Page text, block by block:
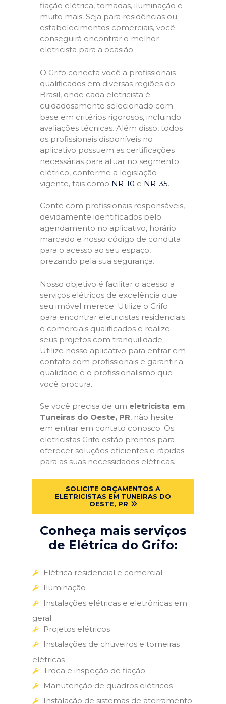
fiação elétrica, tomadas, iluminação e
muito mais. Seja para residências ou
estabelecimentos comerciais, você
conseguirá encontrar o melhor
eletricista para a ocasião.
O Grifo conecta você a profissionais
qualificados em diversas regiões do
Brasil, onde cada eletricista é
cuidadosamente selecionado com
base em critérios rigorosos, incluindo
avaliações técnicas. Além disso, todos
os profissionais disponíveis no
aplicativo possuem as certificações
necessárias para atuar no segmento
elétrico, conforme a legislação
vigente, tais como NR-10 e NR-35.
Conte com profissionais responsáveis,
devidamente identificados pelo
agendamento no aplicativo, horário
marcado e nosso código de conduta
para o acesso ao seu espaço,
prezando pela sua segurança.
Nosso objetivo é facilitar o acesso a
serviços elétricos de excelência que
seu imóvel merece. Utilize o Grifo
para encontrar eletricistas residenciais
e comerciais qualificados e realize
seus projetos com tranquilidade.
Utilize nosso aplicativo para entrar em
contato com profissionais e garantir a
qualidade e o profissionalismo que
você procura.
Se você precisa de um eletricista em
Tuneiras do Oeste, PR, não hesite
em entrar em contato conosco. Os
eletricistas Grifo estão prontos para
oferecer soluções eficientes e rápidas
para as suas necessidades elétricas.
SOLICITE ORÇAMENTOS A
ELETRICISTAS EM TUNEIRAS DO
OESTE, PR
Conheça mais serviços
de Elétrica do Grifo:
Elétrica residencial e comercial
Iluminação
Instalações elétricas e eletrônicas em
geral
Projetos elétricos
Instalações de chuveiros e torneiras
elétricas
Troca e inspeção de fiação
Manutenção de quadros elétricos
Instalação de sistemas de aterramento